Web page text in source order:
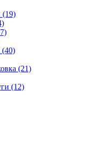
(19)
(40)
(21)
(12)